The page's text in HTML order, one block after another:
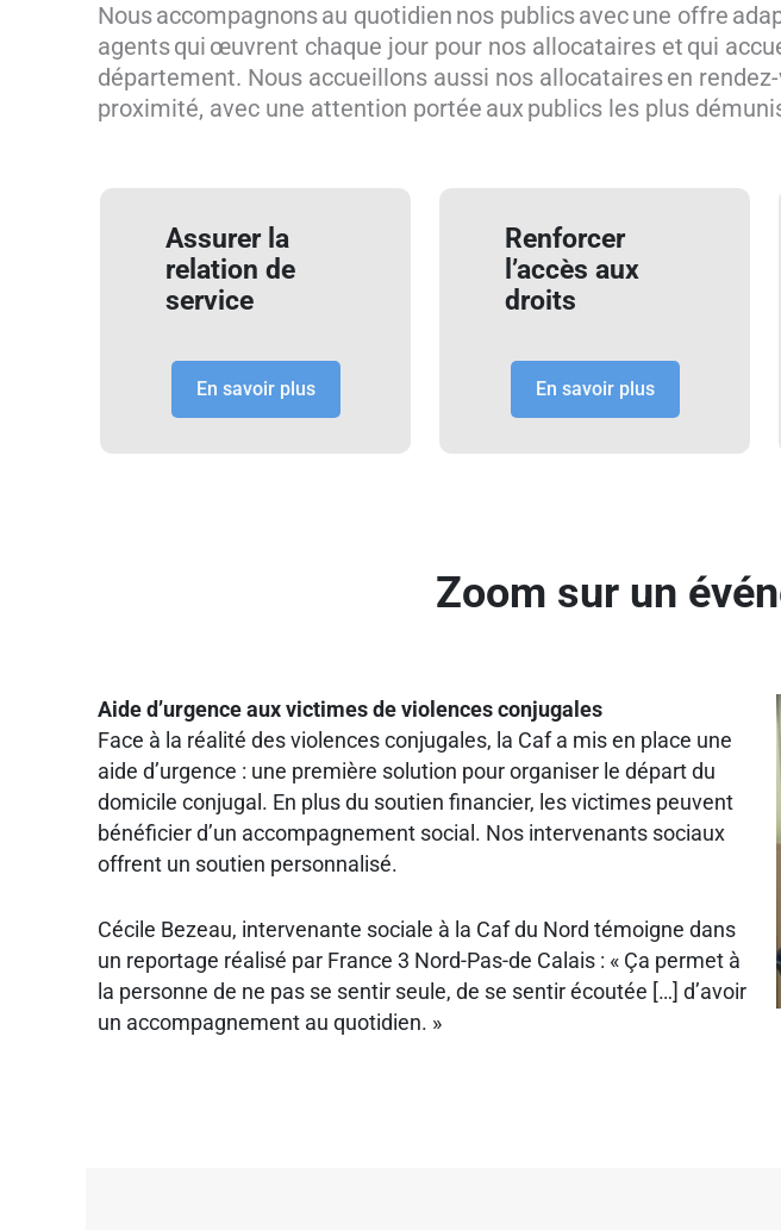
Nous accompagnons au quotidien nos publics avec une offre
agents qui œuvrent chaque jour pour nos allocataires et qui
département. Nous accueillons aussi nos allocataires en
proximité, avec une attention portée aux publics les plus
Assurer la
relation de
service
En savoir plus
Renforcer
l’accès aux
droits
En savoir plus
Zoom sur un
Aide d’urgence aux victimes de violences conjugales
Face à la réalité des violences conjugales, la Caf a mis en place une
aide d’urgence : une première solution pour organiser le départ du
domicile conjugal. En plus du soutien financier, les victimes peuvent
bénéficier d’un accompagnement social. Nos intervenants sociaux
offrent un soutien personnalisé.
Cécile Bezeau, intervenante sociale à la Caf du Nord témoigne dans
un reportage réalisé par France 3 Nord-Pas-de Calais : « Ça permet à
la personne de ne pas se sentir seule, de se sentir écoutée […] d’avoir
un accompagnement au quotidien. »